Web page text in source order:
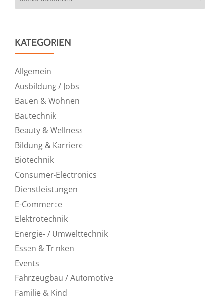
KATEGORIEN
Allgemein
Ausbildung / Jobs
Bauen & Wohnen
Bautechnik
Beauty & Wellness
Bildung & Karriere
Biotechnik
Consumer-Electronics
Dienstleistungen
E-Commerce
Elektrotechnik
Energie- / Umwelttechnik
Essen & Trinken
Events
Fahrzeugbau / Automotive
Familie & Kind